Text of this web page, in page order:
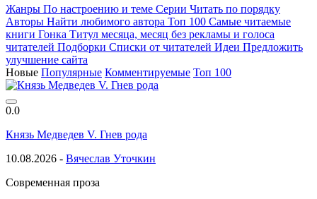
Жанры По настроению и теме Серии Читать по порядку
Авторы Найти любимого автора Топ 100 Самые читаемые
книги Гонка Титул месяца, месяц без рекламы и голоса
читателей Подборки Списки от читателей Идеи Предложить
улучшение сайта
Новые Популярные Комментируемые Топ 100
0.0
Князь Медведев V. Гнев рода
10.08.2026 - Вячеслав Уточкин
Современная проза